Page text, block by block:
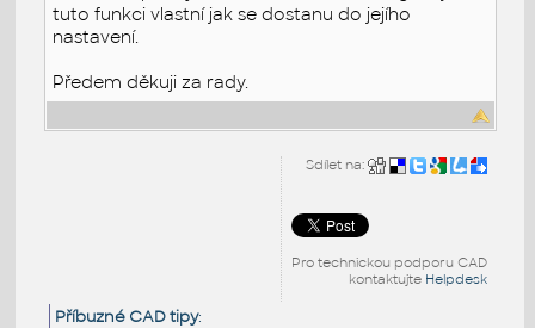
tuto funkci vlastní jak se dostanu do jejího
nastavení.
Předem děkuji za rady.
Sdílet na:
Pro technickou podporu CAD
kontaktujte Helpdesk
Příbuzné CAD tipy: